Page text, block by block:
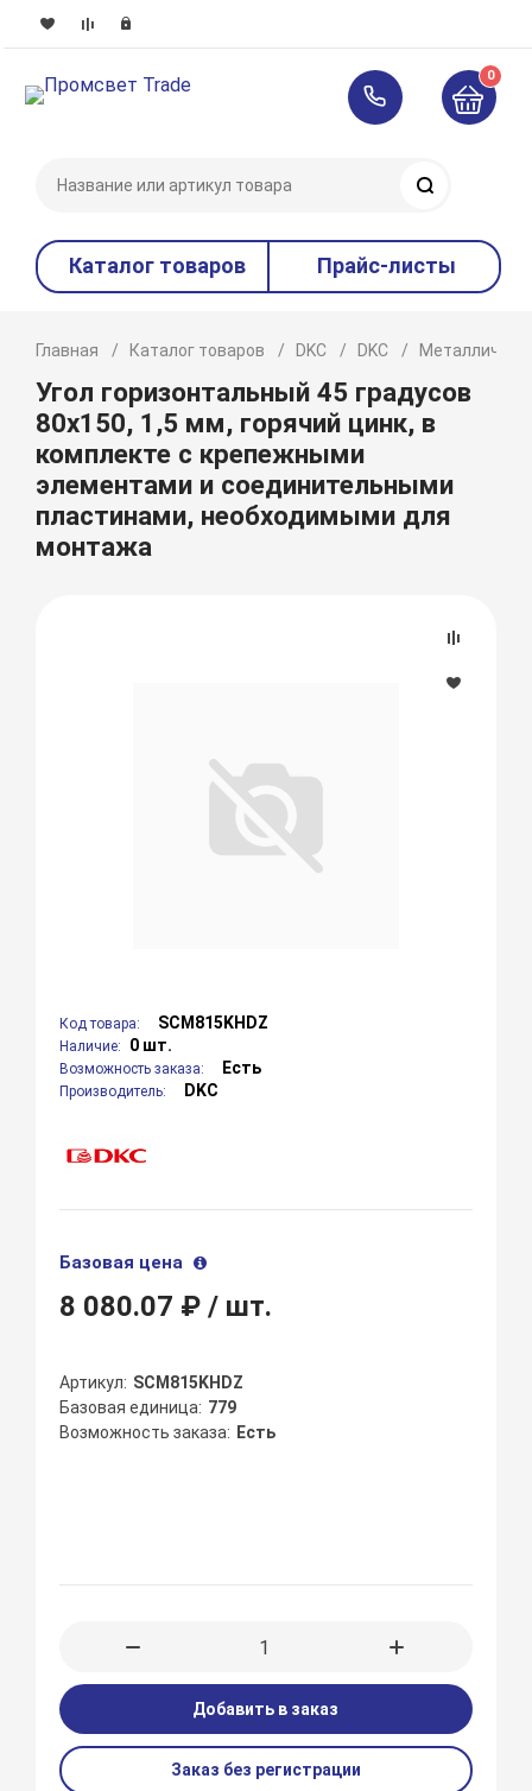
0
Каталог товаров Прайс-листы
Главная Каталог товаров DKC DKC
Угол горизонтальный 45 градусов
80х150, 1,5 мм, горячий цинк, в
комплекте с крепежными
элементами и соединительными
пластинами, необходимыми для
монтажа
Код товара: SCM815KHDZ
Наличие: 0 шт.
Возможность заказа: Есть
Производитель: DKC
Базовая цена
8 080.07 ₽/ шт.
Артикул
SCM815KHDZ
Базовая единица 779
Возможность заказа
Есть
Добавить в заказ
Заказ без регистрации